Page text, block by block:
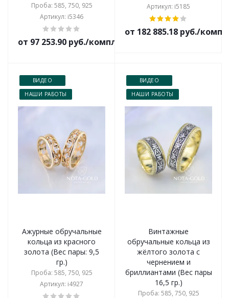
Проба: 585, 750, 925
Артикул: i5346
от 97 253.90 руб./комплект
Артикул: i5185
от 182 885.18 руб./
ВИДЕО
НАШИ РАБОТЫ
Ажурные обручальные
кольца из красного
золота (Вес пары: 9,5
гр.)
Проба: 585, 750, 925
Артикул: i4927
ВИДЕО
НАШИ РАБОТЫ
Винтажные
обручальные кольца из
жёлтого золота с
чернением и
бриллиантами (Вес пары
16,5 гр.)
Проба: 585, 750, 925